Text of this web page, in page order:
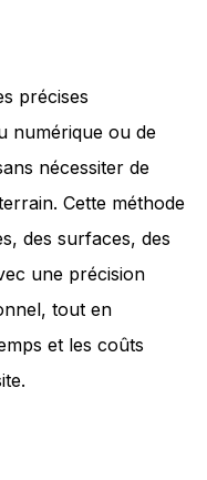
précises
numérique ou de
nécessiter de
Cette méthode
des surfaces, des
une précision
tout en
et les coûts